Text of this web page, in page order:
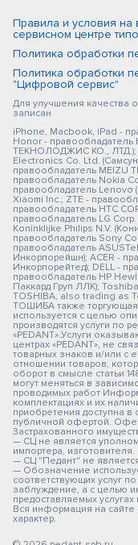
Правила и условия
сервисном центре
Политика обработки
Политика обработки
"Цифровой сервис"
Для улучшения качества
записан
iPhone, Macbook, iPad -
Honor - правообладатель
ТЕКНОЛОДЖИС КО., ЛТД.);
Electronics Co. Ltd.
правообладатель MEIZU
правообладатель Nokia
правообладатель Lenovo
Xiaomi Inc.; ZTE -
правообладатель HTC
правообладатель LG
Koninklijke Philips N.V.
правообладатель Sony
правообладатель
Инкорпорейшн); ACER -
Инкорпорейтед); DELL -
правообладатель HP
Паккард Груп ЛЛК);
TOSHIBA, also trading
ТОШИБА также торгующая
используется с целью
производятся услуги по
«PEDANT».Услуги
центрах «PEDANT», не
товарных знаков и/или с
отношении товаров,
оборот в смысле статьи
могут меняться в
проводимых работ
комплектациях и их
приобретения доступна
публичной офертой.
Застрахованного
— СЦ не является
импортера, изготовителя.
— СЦ "Педант" не
— Обозначение
соответствующих услуг
заблуждение, а с целью
предоставляемых
Вся информация на
характер.